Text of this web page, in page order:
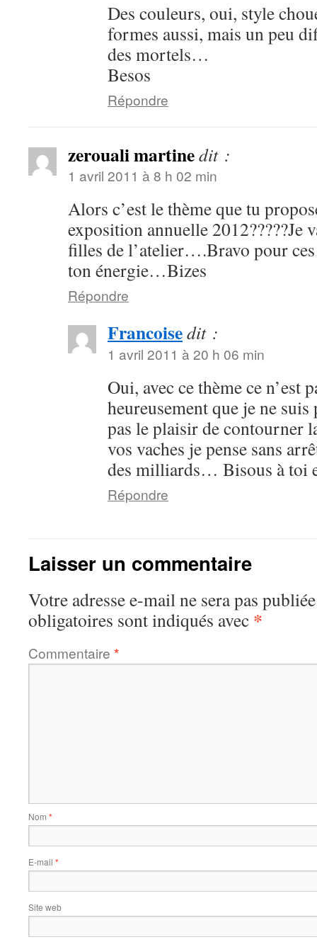
Des couleurs, oui, style
formes aussi, mais un peu
des mortels…
Besos
Répondre
zerouali martinedit :
1 avril 2011 à 8 h 02 min
Alors c’est le thème que tu
exposition annuelle 2012?????Je
filles de l’atelier….Bravo pour
ton énergie…Bizes
Répondre
Francoisedit :
1 avril 2011 à 20 h 06 min
Oui, avec ce thème ce n’est
heureusement que je ne suis
pas le plaisir de contourner
vos vaches je pense sans
des milliards… Bisous à toi
Répondre
Laisser un commentaire
Votre adresse e-mail ne sera pas
obligatoires sont indiqués avec *
Commentaire *
Nom *
E-mail *
Site web